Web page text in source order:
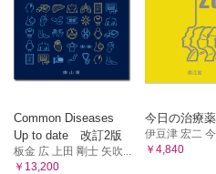
Common Diseases
Up to date 改訂2版
板金 広 上田 剛士 矢吹...
￥13,200
今日の治療
伊豆津 宏二 今
￥4,840